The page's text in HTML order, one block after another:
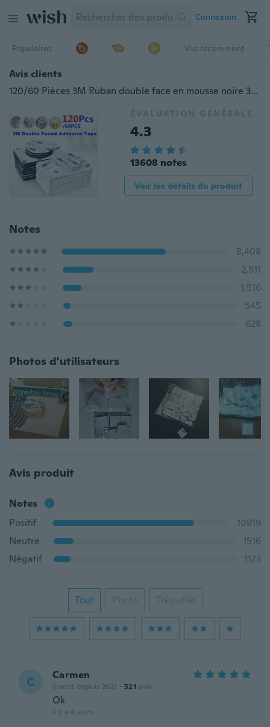
Connexion
Populaires Vus récemment
Avis clients
120/60 Pièces 3M Ruban double face en mousse noire 3M Ruban de mousse noire pour montage sur coussinet fort Adhésifs ronds adhésifs pour usage automobile et domestique
ÉVALUATION GÉNÉRALE
4.3
13608 notes
Voir les détails du produit
Notes
8,408
2,511
1,516
545
628
Photos d'utilisateurs
Avis produit
Notes
Positif
10919
Neutre
1516
Négatif
1173
Tout Photo Très utile
C Carmen
Inscrit depuis 2021 · 521 avis
Ok
il y a 4 jours